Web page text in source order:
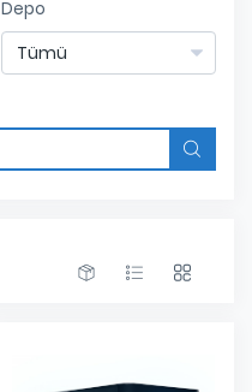
Depo